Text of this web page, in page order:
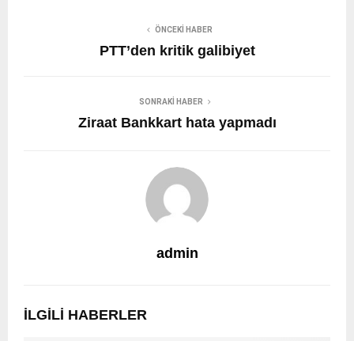
ÖNCEKI HABER
PTT’den kritik galibiyet
SONRAKI HABER
Ziraat Bankkart hata yapmadı
admin
İLGILI HABERLER